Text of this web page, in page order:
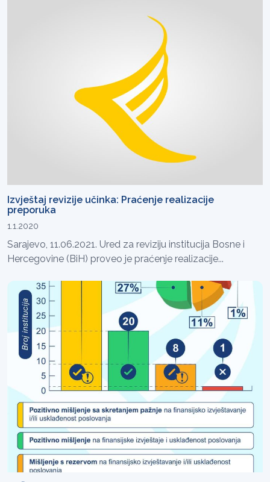
Izvještaj revizije učinka: Praćenje realizacije
preporuka
1.1.2020
Sarajevo, 11.06.2021. Ured za reviziju institucija Bosne i
Hercegovine (BiH) proveo je praćenje realizacije...